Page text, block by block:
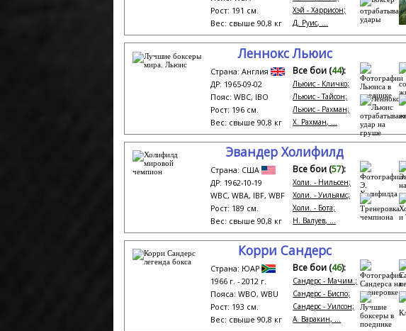
Рост: 191 см.
Вес: свыше 90,8 кг
Хэй - Харрисон;
Д. Руис, ...
Леннокс Льюис
Страна: Англия
ДР: 1965-09-02
Пояс: WBC, IBO
Рост: 196 см.
Вес: свыше 90,8 кг
Все бои (44):
Льюис - Кличко;
Льюис - Тайсон;
Льюис - Рахман;
Х. Рахман, ...
Эвандер Холифилд
Страна: США
ДР: 1962-10-19
WBC, WBA, IBF, WBF
Рост: 189 см.
Вес: свыше 90,8 кг
Все бои (57):
Холи. - Нильсен;
Холи. - Уильямс;
Холи. - Бота;
Н. Валуев, ...
Корри Сандерс
Страна: ЮАР
1966 г. - 2012 г.
Пояса: WBO, WBU
Рост: 193 см.
Вес: свыше 90,8 кг
Все бои (46):
Сандерс - Мачим.;
Сандерс - Биспо;
Сандерс - Уилсон;
А. Варакин, ...